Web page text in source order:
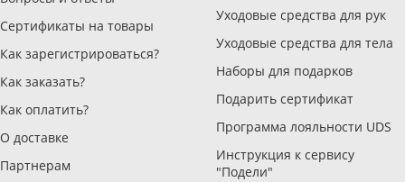
Сертификаты на товары
Как зарегистрироваться?
Как заказать?
Как оплатить?
О доставке
Партнерам
Уходовые средства для рук
Уходовые средства для тела
Наборы для подарков
Подарить сертификат
Программа лояльности UDS
Инструкция к сервису
"Подели"